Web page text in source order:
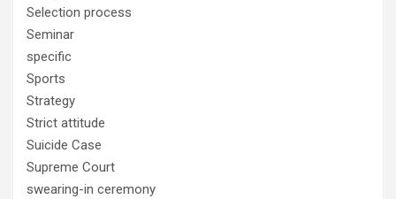
Selection process
Seminar
specific
Sports
Strategy
Strict attitude
Suicide Case
Supreme Court
swearing-in ceremony